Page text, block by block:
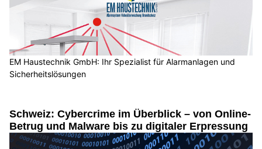
EM Haustechnik GmbH: Ihr Spezialist für Alarmanlagen und
Sicherheitslösungen
Schweiz: Cybercrime im Überblick – von Online-
Betrug und Malware bis zu digitaler Erpressung